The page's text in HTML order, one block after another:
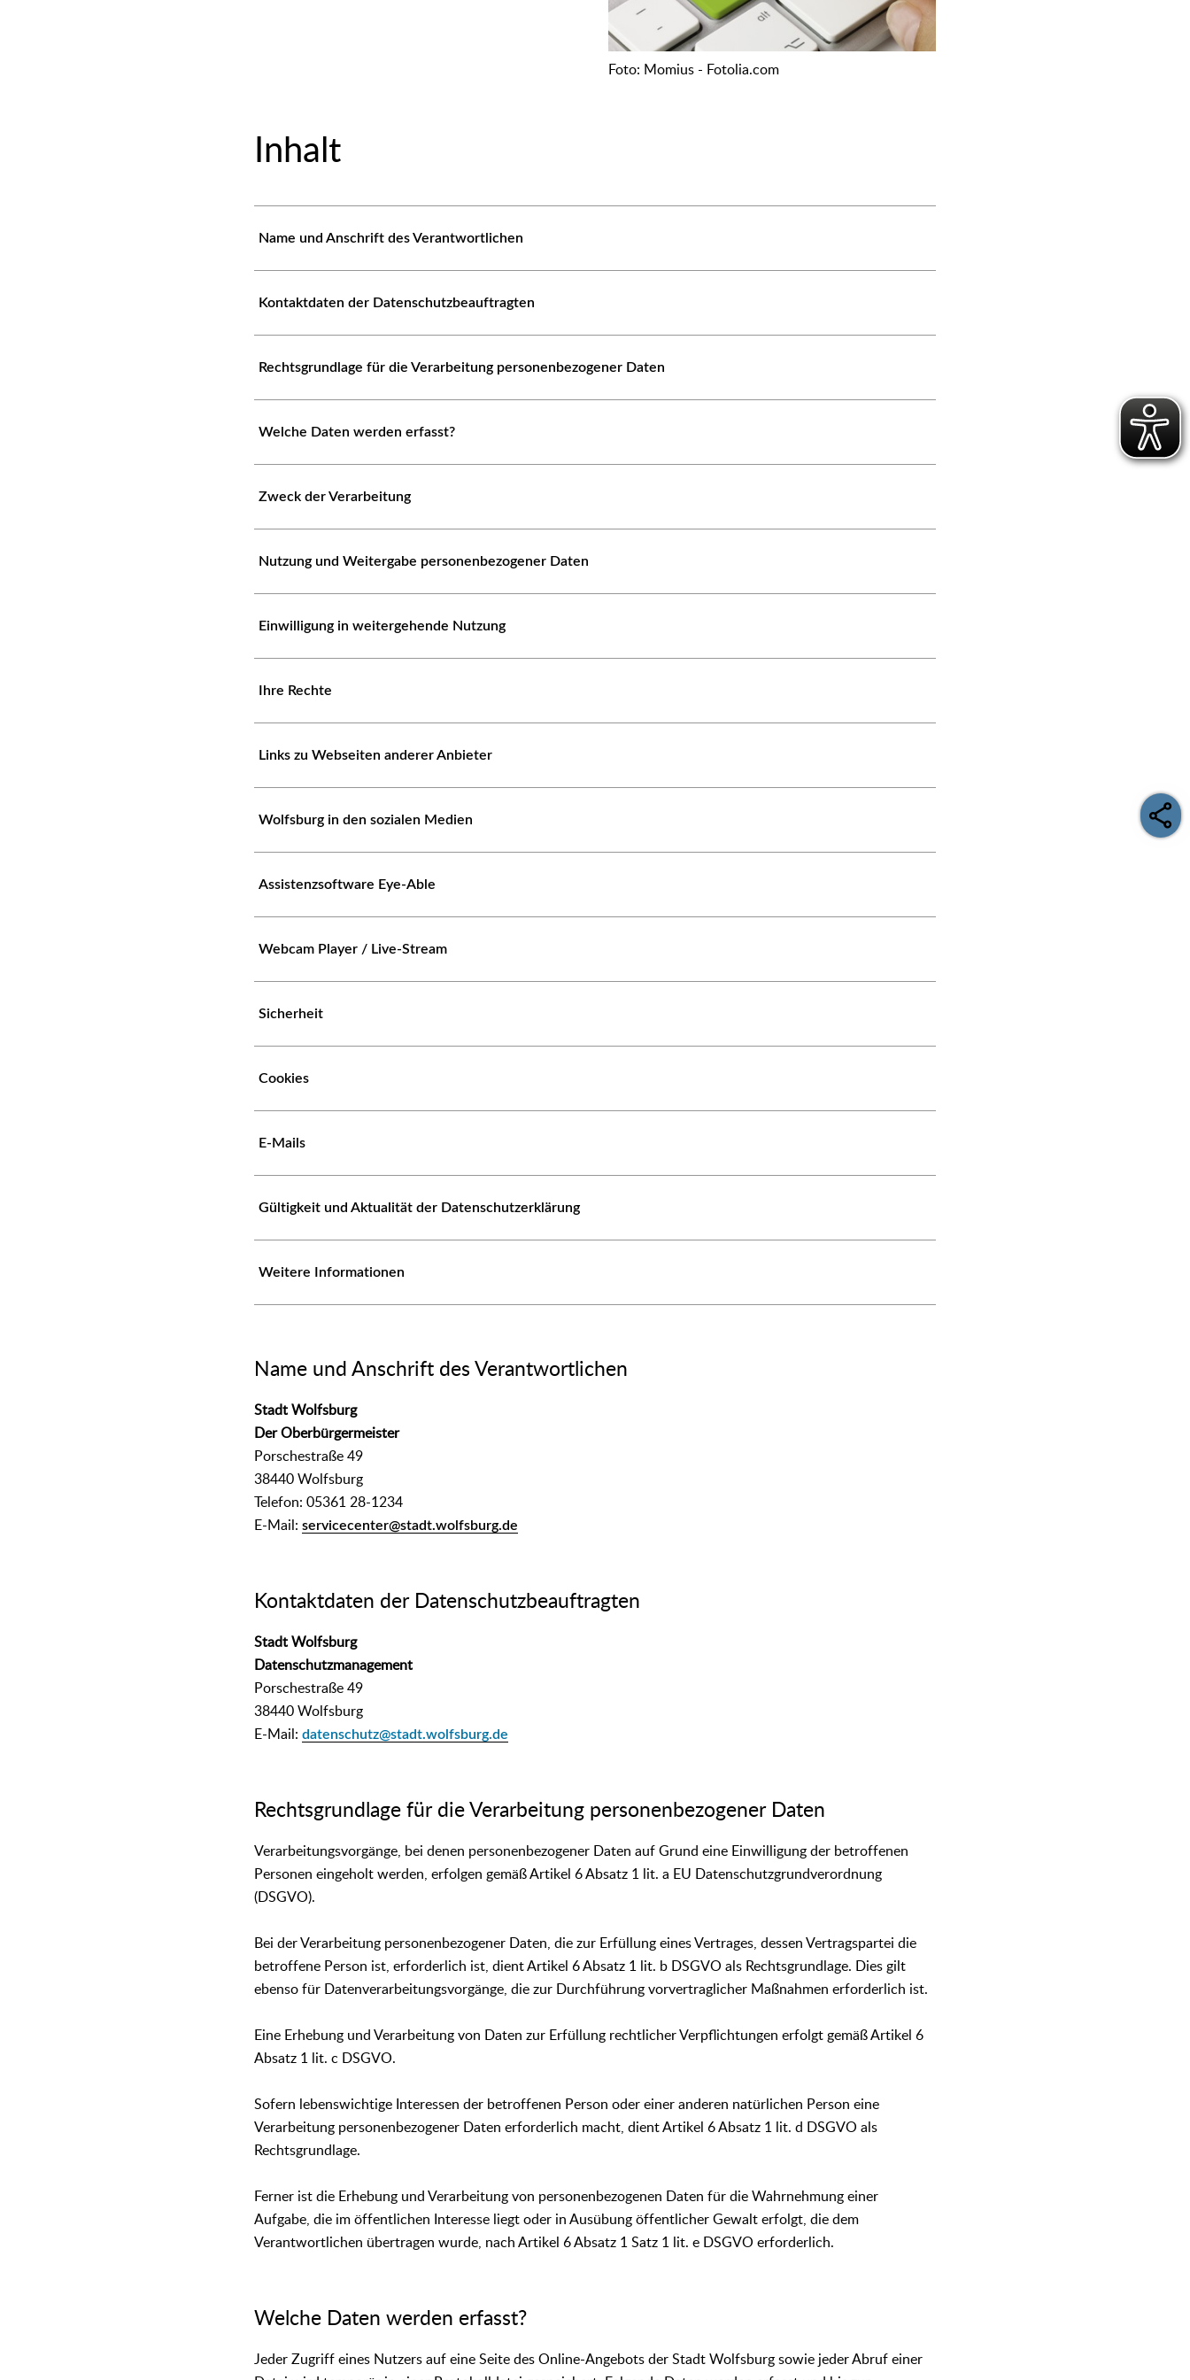
Foto: Momius - Fotolia.com
Inhalt
Name und Anschrift des Verantwortlichen
Kontaktdaten der Datenschutzbeauftragten
Rechtsgrundlage für die Verarbeitung personenbezogener Daten
Welche Daten werden erfasst?
Zweck der Verarbeitung
Nutzung und Weitergabe personenbezogener Daten
Einwilligung in weitergehende Nutzung
Ihre Rechte
Links zu Webseiten anderer Anbieter
Wolfsburg in den sozialen Medien
Assistenzsoftware Eye-Able
Webcam Player / Live-Stream
Sicherheit
Cookies
E-Mails
Gültigkeit und Aktualität der Datenschutzerklärung
Weitere Informationen
Name und Anschrift des Verantwortlichen
Stadt Wolfsburg
Der Oberbürgermeister
Porschestraße 49
38440 Wolfsburg
Telefon: 05361 28-1234
E-Mail:servicecenter@stadt.wolfsburg.de
Kontaktdaten der Datenschutzbeauftragten
Stadt Wolfsburg
Datenschutzmanagement
Porschestraße 49
38440 Wolfsburg
E-Mail:datenschutz@stadt.wolfsburg.de
Rechtsgrundlage für die Verarbeitung personenbezogener Daten
Verarbeitungsvorgänge, bei denen personenbezogener Daten auf Grund eine Einwilligung der betroffenen
Personen eingeholt werden, erfolgen gemäß Artikel 6 Absatz 1 lit. a EU Datenschutzgrundverordnung
(DSGVO).
Bei der Verarbeitung personenbezogener Daten, die zur Erfüllung eines Vertrages, dessen Vertragspartei die
betroffene Person ist, erforderlich ist, dient Artikel 6 Absatz 1 lit. b DSGVO als Rechtsgrundlage. Dies gilt
ebenso für Datenverarbeitungsvorgänge, die zur Durchführung vorvertraglicher Maßnahmen erforderlich ist.
Eine Erhebung und Verarbeitung von Daten zur Erfüllung rechtlicher Verpflichtungen erfolgt gemäß Artikel 6
Absatz 1 lit. c DSGVO.
Sofern lebenswichtige Interessen der betroffenen Person oder einer anderen natürlichen Person eine
Verarbeitung personenbezogener Daten erforderlich macht, dient Artikel 6 Absatz 1 lit. d DSGVO als
Rechtsgrundlage.
Ferner ist die Erhebung und Verarbeitung von personenbezogenen Daten für die Wahrnehmung einer
Aufgabe, die im öffentlichen Interesse liegt oder in Ausübung öffentlicher Gewalt erfolgt, die dem
Verantwortlichen übertragen wurde, nach Artikel 6 Absatz 1 Satz 1 lit. e DSGVO erforderlich.
Welche Daten werden erfasst?
Jeder Zugriff eines Nutzers auf eine Seite des Online-Angebots der Stadt Wolfsburg sowie jeder Abruf einer